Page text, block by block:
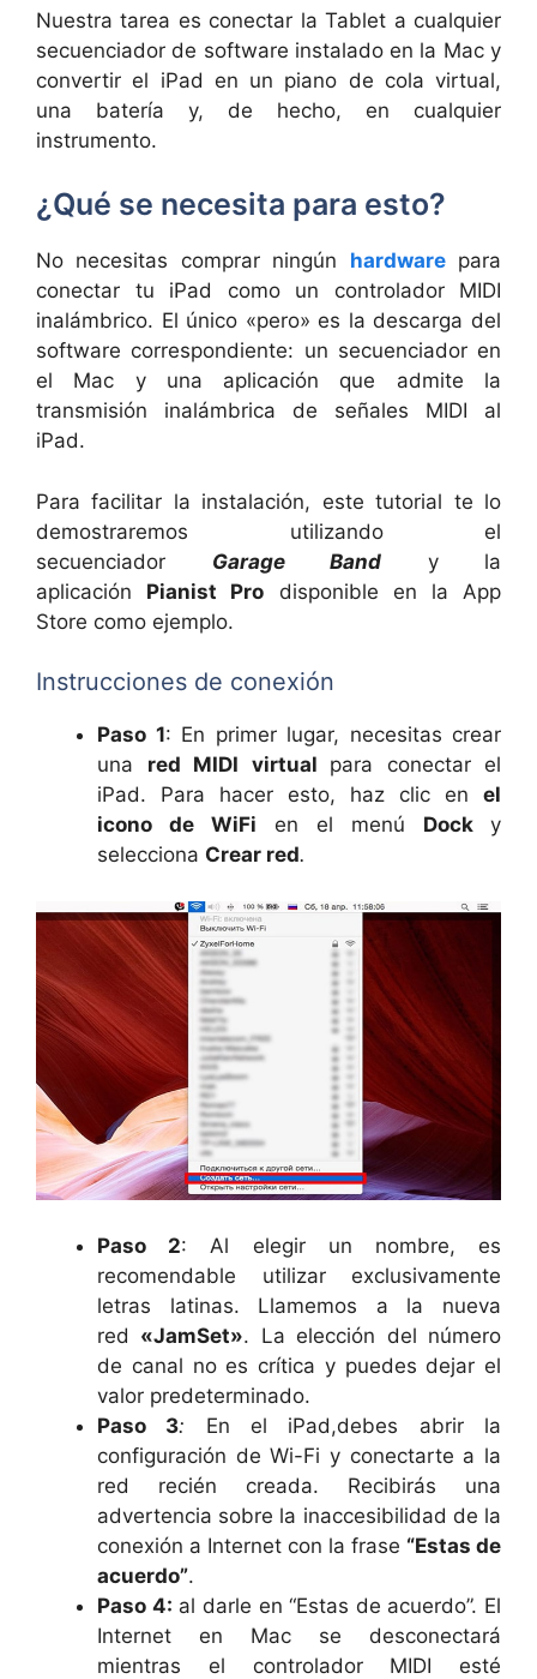
Nuestra tarea es conectar la Tablet a cualquier
secuenciador de software instalado en la Mac y
convertir el iPad en un piano de cola virtual,
una batería y, de hecho, en cualquier
instrumento.
¿Qué se necesita para esto?
No necesitas comprar ningún hardwarepara
conectar tu iPad como un controlador MIDI
inalámbrico. El único «pero» es la descarga del
software correspondiente: un secuenciador en
el Mac y una aplicación que admite la
transmisión inalámbrica de señales MIDI al
iPad.
Para facilitar la instalación, este tutorial te lo
demostraremos utilizando el
secuenciador Garage Band y la
aplicación Pianist Pro disponible en la App
Store como ejemplo.
Instrucciones de conexión
Paso 1: En primer lugar, necesitas crear
una red MIDI virtual para conectar el
iPad. Para hacer esto, haz clic en el
icono de WiFi en el menú Dock y
selecciona Crear red.
Paso 2: Al elegir un nombre, es
recomendable utilizar exclusivamente
letras latinas. Llamemos a la nueva
red «JamSet». La elección del número
de canal no es crítica y puedes dejar el
valor predeterminado.
Paso 3: En el iPad,debes abrir la
configuración de Wi-Fi y conectarte a la
red recién creada. Recibirás una
advertencia sobre la inaccesibilidad de la
conexión a Internet con la frase “Estas de
acuerdo”.
Paso 4: al darle en “Estas de acuerdo”. El
Internet en Mac se desconectará
mientras el controlador MIDI esté